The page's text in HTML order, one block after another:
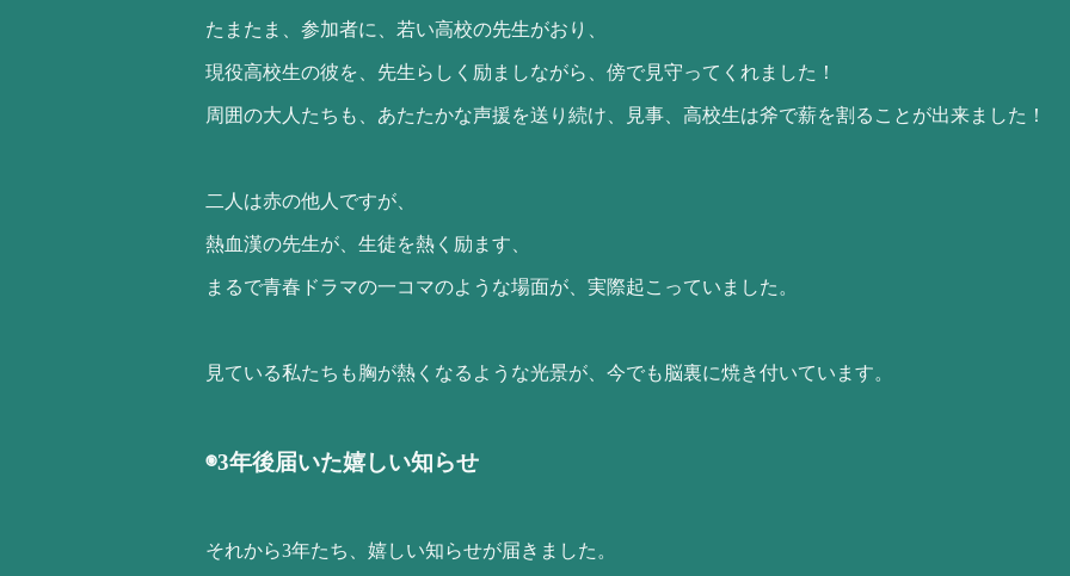
たまたま、参加者に、若い高校の先生がおり、
現役高校生の彼を、先生らしく励ましながら、傍で見守ってくれました！
周囲の大人たちも、あたたかな声援を送り続け、見事、高校生は斧で薪を割ることが出来ました！
二人は赤の他人ですが、
熱血漢の先生が、生徒を熱く励ます、
まるで青春ドラマの一コマのような場面が、実際起こっていました。
見ている私たちも胸が熱くなるような光景が、今でも脳裏に焼き付いています。
◉3年後届いた嬉しい知らせ
それから3年たち、嬉しい知らせが届きました。